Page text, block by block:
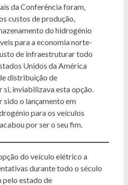
da Conferência foram,
custos de produção,
do hidrogénio
para a economia norte-
de infraestruturar todo
Unidos da América
distribuição de
inviabilizava esta opção.
sido o lançamento em
para os veículos
por ser o seu fim.
do veículo elétrico a
durante todo o século
pelo estado de